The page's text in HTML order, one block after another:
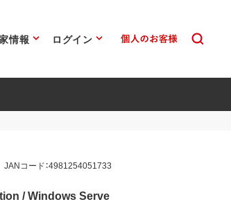
情報 ログイン
JANコード：4981254051733
/ Windows Serve